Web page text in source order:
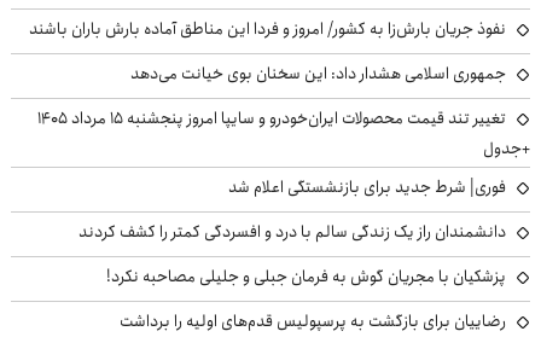
نفوذ جریان بارش‌زا به کشور/ امروز و فردا این مناطق آماده بارش باران باشند
جمهوری اسلامی هشدار داد: این سخنان بوی خیانت می‌دهد
تغییر تند قیمت محصولات ایران‌خودرو و سایپا امروز پنجشنبه ۱۵ مرداد ۱۴۰۵
+جدول
فوری| شرط جدید برای بازنشستگی اعلام شد
دانشمندان راز یک زندگی سالم با درد و افسردگی کمتر را کشف کردند
پزشکیان با مجریان گوش به فرمان جبلی و جلیلی مصاحبه نکرد!
رضاییان برای بازگشت به پرسپولیس قدم‌های اولیه را برداشت